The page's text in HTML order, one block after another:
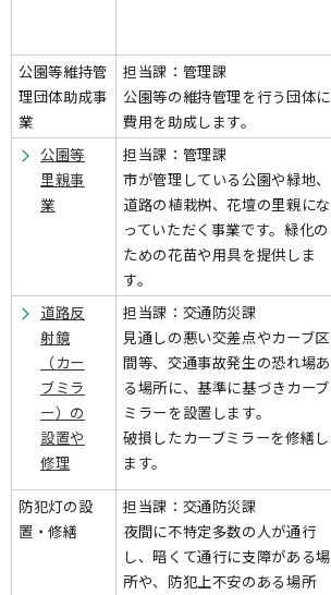
公園等維持管
理団体助成事
業
担当課：管理課
公園等の維持管理を行う団体に
費用を助成します。
公園等
里親事
業
担当課：管理課
市が管理している公園や緑地、
道路の植栽桝、花壇の里親にな
っていただく事業です。緑化の
ための花苗や用具を提供しま
す。
道路反
射鏡
（カー
ブミラ
ー）の
設置や
修理
担当課：交通防災課
見通しの悪い交差点やカーブ区
間等、交通事故発生の恐れ場あ
る場所に、基準に基づきカーブ
ミラーを設置します。
破損したカーブミラーを修繕し
ます。
防犯灯の設
置・修繕
担当課：交通防災課
夜間に不特定多数の人が通行
し、暗くて通行に支障がある場
所や、防犯上不安のある場所